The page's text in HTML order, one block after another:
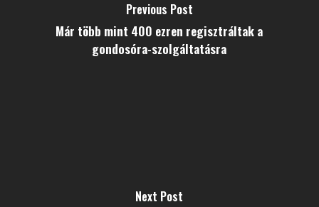
Previous Post
Már több mint 400 ezren regisztráltak a
gondosóra-szolgáltatásra
Next Post